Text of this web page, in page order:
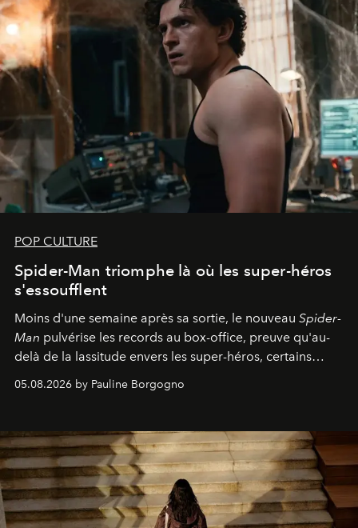
POP CULTURE
Spider-Man triomphe là où les super-héros
s'essoufflent
Moins d'une semaine après sa sortie, le nouveau Spider-
Man pulvérise les records au box-office, preuve qu'au-
delà de la lassitude envers les super-héros, certains
personnages continuent de susciter une ferveur intacte.
05.08.2026 by Pauline Borgogno